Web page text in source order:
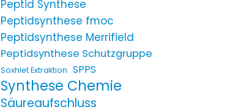
Peptid Synthese
Peptidsynthese fmoc
Peptidsynthese Merrifield
Peptidsynthese Schutzgruppe
Soxhlet Extraktion SPPS
Synthese Chemie
Säureaufschluss